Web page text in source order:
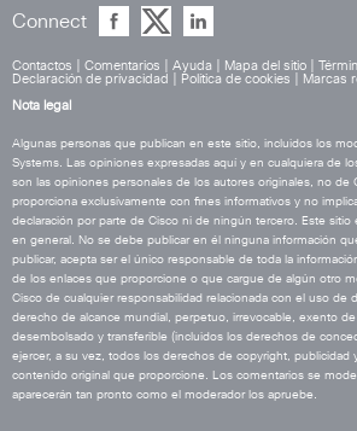
Connect
Contactos Comentarios Ayuda Mapa del sitio
Declaración de privacidad
Política de cookies
Marcas
Nota legal
Algunas personas que publican en este sitio, incluidos los
Systems. Las opiniones expresadas aquí y en cualquiera de
son las opiniones personales de los autores originales, no de
proporciona exclusivamente con fines informativos y no
declaración por parte de Cisco ni de ningún tercero. Este sitio
en general. No se debe publicar en él ninguna información
publicar, acepta ser el único responsable de toda la
de los enlaces que proporcione o que cargue de algún otro
Cisco de cualquier responsabilidad relacionada con el uso de
derecho de alcance mundial, perpetuo, irrevocable, exento
desembolsado y transferible (incluidos los derechos de
ejercer, a su vez, todos los derechos de copyright, publicidad
contenido original que proporcione. Los comentarios se
aparecerán tan pronto como el moderador los apruebe.